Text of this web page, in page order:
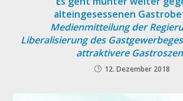
alteingesessenen
Medienmitteilung der
Liberalisierung des
attraktivere
12. Dezember 2018